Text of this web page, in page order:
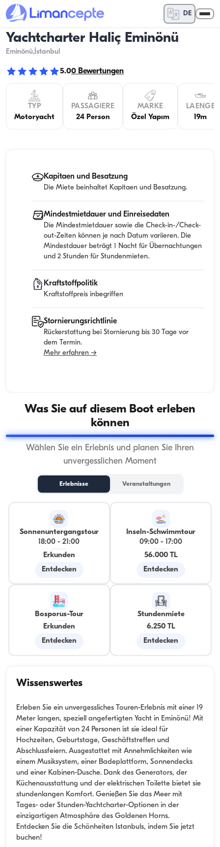
DE
Yachtcharter Haliç Eminönü
Eminönü,İstanbul
5.00 Bewertungen
TYP
Motoryacht
PASSAGIERE
24 Person
MARKE
Özel Yapım
LAENGE
19m
Kapitaen und Besatzung
Die Miete beinhaltet Kapitaen und Besatzung.
Mindestmietdauer und Einreisedaten
Die Mindestmietdauer sowie die Check-in-/Check-
out-Zeiten können je nach Datum variieren. Die
Mindestdauer beträgt 1 Nacht für Übernachtungen
und 2 Stunden für Stundenmieten.
Kraftstoffpolitik
Kraftstoffpreis inbegriffen
Stornierungsrichtlinie
Rückerstattung bei Stornierung bis 30 Tage vor
dem Termin.
Mehr erfahren →
Was Sie auf diesem Boot erleben
können
Wählen Sie ein Erlebnis und planen Sie Ihren
unvergesslichen Moment
Erlebnisse Veranstaltungen
Sonnenuntergangstour
18:00 -21:00
Erkunden
Entdecken
Inseln-Schwimmtour
09:00 -
17:00
56.000 TL
Entdecken
Bosporus-Tour
Erkunden
Entdecken
Stundenmiete
6.250 TL
Entdecken
Wissenswertes
Erleben Sie ein unvergessliches Touren-Erlebnis mit einer 19
Meter langen, speziell angefertigten Yacht in Eminönü! Mit
einer Kapazität von 24 Personen ist sie ideal für
Hochzeiten, Geburtstage, Geschäftstreffen und
Abschlussfeiern. Ausgestattet mit Annehmlichkeiten wie
einem Musiksystem, einer Badeplattform, Sonnendecks
und einer Kabinen-Dusche. Dank des Generators, der
Küchenausstattung und der elektrischen Toilette bietet sie
stundenlangen Komfort. Genießen Sie das Meer mit
Tages- oder Stunden-Yachtcharter-Optionen in der
einzigartigen Atmosphäre des Goldenen Horns.
Entdecken Sie die Schönheiten Istanbuls, indem Sie jetzt
buchen!